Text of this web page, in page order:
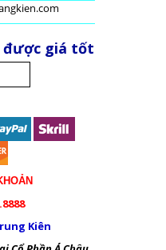
được giá tốt
Kiên